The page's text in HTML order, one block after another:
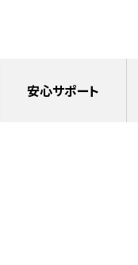
安心サポート